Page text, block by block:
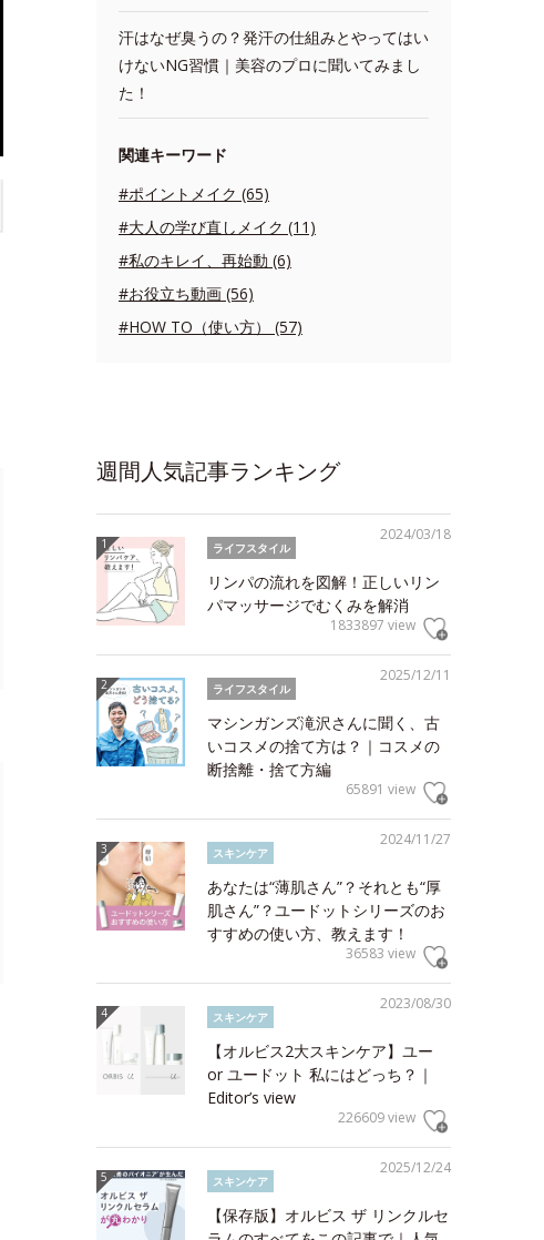
汗はなぜ臭うの？発汗の仕組みとやってはい
けないNG習慣｜美容のプロに聞いてみまし
た！
関連キーワード
#ポイントメイク (65)
#大人の学び直しメイク (11)
#私のキレイ、再始動 (6)
#お役立ち動画 (56)
#HOW TO（使い方） (57)
週間人気記事ランキング
2024/03/18
ライフスタイル
リンパの流れを図解！正しいリン
パマッサージでむくみを解消
1833897 view
2025/12/11
ライフスタイル
マシンガンズ滝沢さんに聞く、古
いコスメの捨て方は？｜コスメの
断捨離・捨て方編
65891 view
2024/11/27
スキンケア
あなたは“薄肌さん”？それとも“厚
肌さん”？ユードットシリーズのお
すすめの使い方、教えます！
36583 view
2023/08/30
スキンケア
【オルビス2大スキンケア】ユー
or ユードット 私にはどっち？｜
Editor’s view
226609 view
2025/12/24
スキンケア
【保存版】オルビス ザ リンクルセ